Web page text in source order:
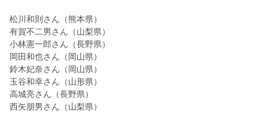
松川和則さん（熊本県）
有賀不二男さん（山梨県）
小林憲一郎さん（長野県）
岡田和也さん（岡山県）
鈴木妃奈さん（岡山県）
玉谷和幸さん（山形県）
高城亮さん（長野県）
西矢朋男さん（山梨県）